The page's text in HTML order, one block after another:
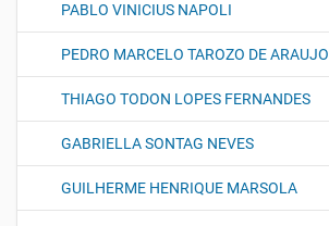
PABLO VINICIUS NAPOLI
PEDRO MARCELO TAROZO DE ARAUJO
THIAGO TODON LOPES FERNANDES
GABRIELLA SONTAG NEVES
GUILHERME HENRIQUE MARSOLA